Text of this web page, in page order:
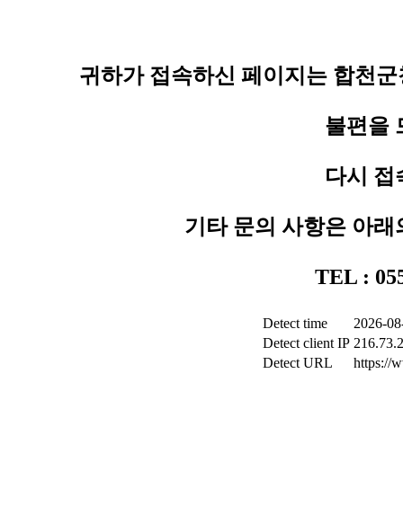
귀하가 접속하신 페이지는 합천
불편을
다시 접
기타 문의 사항은 아
TEL :
Detect time
2026-
Detect client IP
Detect URL
https://